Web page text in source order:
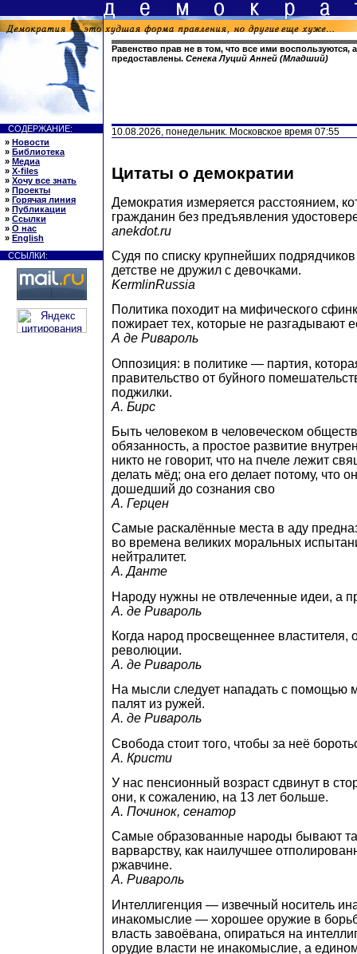
Равенство прав не в том, что все ими воспользуются,
предоставлены. Сенека Луций Анней (Младший)
СОДЕРЖАНИЕ:
» Новости
» Библиотека
» Медиа
» X-files
» Хочу все знать
» Проекты
» Горячая линия
» Публикации
» Ссылки
» О нас
» English
ССЫЛКИ:
10.08.2026, понедельник. Московское время 07:55
Цитаты о демократии
Демократия измеряется расстоянием,
гражданин без предъявления
anekdot.ru
Судя по списку крупнейших
детстве не дружил с девочками.
KermlinRussia
Политика походит на мифического
пожирает тех, которые не разгадывают
А де Ривароль
Оппозиция: в политике — партия,
правительство от буйного
поджилки.
А. Бирс
Быть человеком в человеческом
обязанность, а простое развитие
никто не говорит, что на пчеле лежит
делать мёд; она его делает потому, что
дошедший до сознания сво
А. Герцен
Самые раскалённые места в аду
во времена великих моральных
нейтралитет.
А. Данте
Народу нужны не отвлеченные идеи, а
А. де Ривароль
Когда народ просвещеннее властителя,
революции.
А. де Ривароль
На мысли следует нападать с помощью
палят из ружей.
А. де Ривароль
Свобода стоит того, чтобы за неё
А. Кристи
У нас пенсионный возраст сдвинут в
они, к сожалению, на 13 лет больше.
А. Починок, сенатор
Самые образованные народы бывают
варварству, как наилучшее
ржавчине.
А. Ривароль
Интеллигенция — извечный носитель
инакомыслие — хорошее оружие в
власть завоёвана, опираться на
орудие власти не инакомыслие, а